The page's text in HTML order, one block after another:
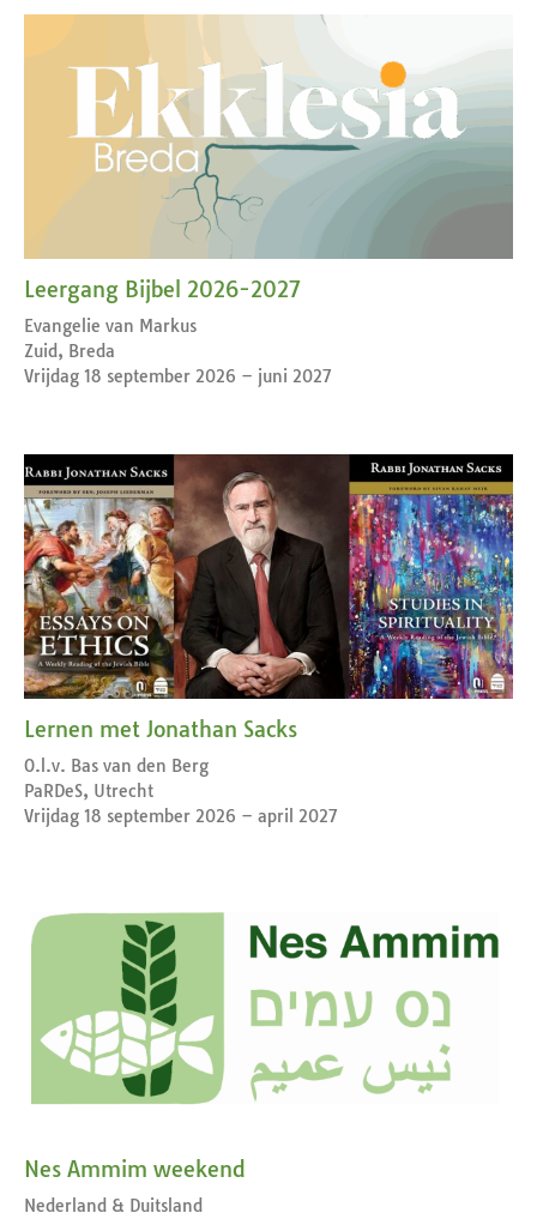
Leergang Bijbel 2026-2027
Evangelie van Markus
Zuid, Breda
Vrijdag 18 september 2026 – juni 2027
Lernen met Jonathan Sacks
O.l.v. Bas van den Berg
PaRDeS, Utrecht
Vrijdag 18 september 2026 – april 2027
Nes Ammim weekend
Nederland & Duitsland